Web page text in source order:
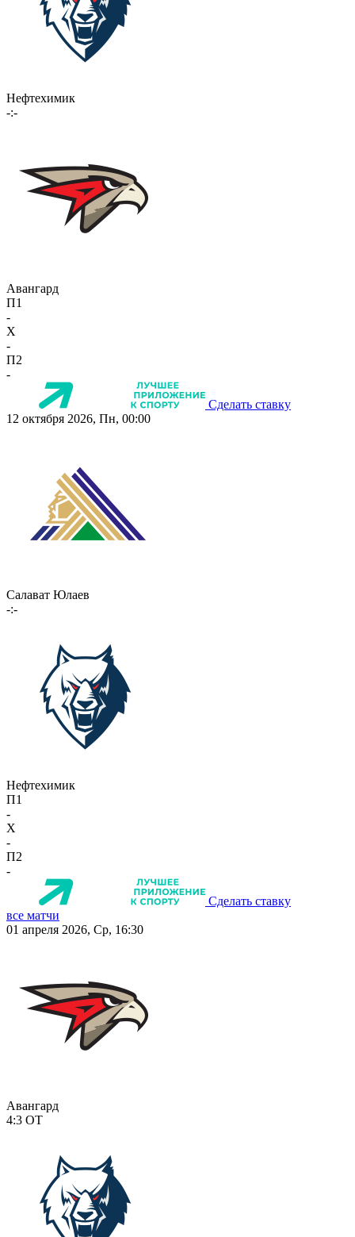
Нефтехимик
-:-
Авангард
П1
-
X
-
П2
-
Сделать ставку
12 октября 2026, Пн, 00:00
Салават Юлаев
-:-
Нефтехимик
П1
-
X
-
П2
-
Сделать ставку
все матчи
01 апреля 2026, Ср, 16:30
Авангард
4:3 ОТ